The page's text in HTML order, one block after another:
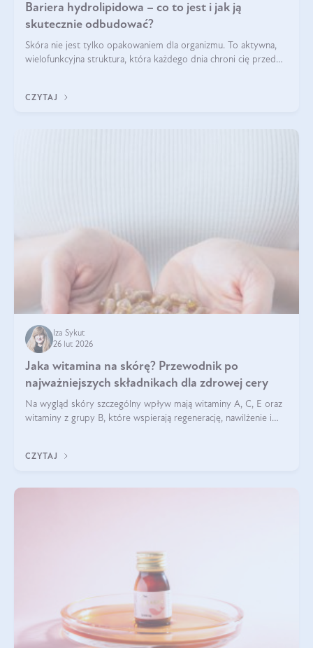
Bariera hydrolipidowa – co to jest i jak ją
skutecznie odbudować?
Skóra nie jest tylko opakowaniem dla organizmu. To aktywna,
wielofunkcyjna struktura, która każdego dnia chroni cię przed
bariera hydrolipidowa.
CZYTAJ
Iza Sykut
26 lut 2026
Jaka witamina na skórę? Przewodnik po
najważniejszych składnikach dla zdrowej cery
Na wygląd skóry szczególny wpływ mają witaminy A, C, E oraz
witaminy z grupy B, które wspierają regenerację, nawilżenie i
CZYTAJ